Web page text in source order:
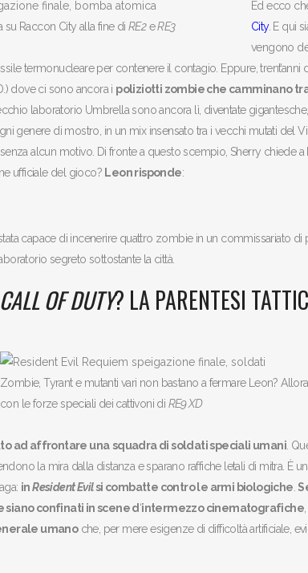
su Raccon City alla fine di RE2eRE3
Ed ecco
City. E qui
vengono
termonucleare per contenere il contagio. Eppure,
dove ci sono ancora i poliziotti zombie che camminano
laboratorio Umbrella sono ancora lì, diventate
genere di mostro, in un mix insensato tra i vecchi mutati del
alcun motivo. Di fronte a questo scempio, Sherry chiede a
ufficiale del gioco? Leon risponde:
capace di incenerire quattro zombie in un commissariato di
segreto sottostante la città.
CALL OF DUTY? LA PARENTESI
Zombie, Tyrant e mutanti vari non bastano a fermare Leon?
con le forze speciali dei cattivoni di RE9 XD
ad affrontare una squadra di soldati speciali umani .
la mira dalla distanza e sparano raffiche letali di mitra. È
inResident Evilsi combatte contro le armi biologiche .
siano confinati in scene d ‘intermezzo cinematografiche
umanoche, per mere esigenze di difficoltà artificiale,